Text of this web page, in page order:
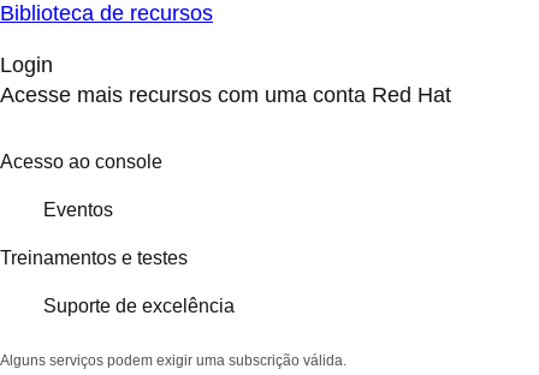
Biblioteca de recursos
Login
Acesse mais recursos com uma conta Red Hat
Acesso ao console
Eventos
Treinamentos e testes
Suporte de excelência
Alguns serviços podem exigir uma subscrição válida.